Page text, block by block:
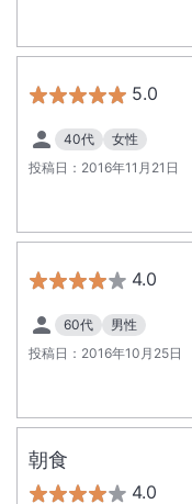
5.0
40代
女性
投稿日： 2016年11月21日
4.0
60代
男性
投稿日： 2016年10月25日
朝食
4.0